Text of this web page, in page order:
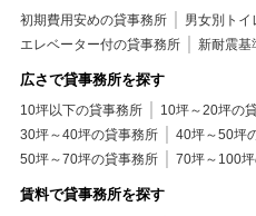
初期費用安めの貸事務所
男女別トイ
エレベーター付の貸事務所
新耐震基
広さで貸事務所を探す
10坪以下の貸事務所 10坪～20坪の
30坪～40坪の貸事務所
40坪～50坪
50坪～70坪の貸事務所
70坪～100
賃料で貸事務所を探す